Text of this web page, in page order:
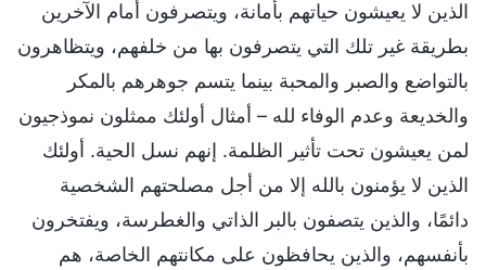
الذين لا يعيشون حياتهم بأمانة، ويتصرفون أمام الآخرين
بطريقة غير تلك التي يتصرفون بها من خلفهم، ويتظاهرون
بالتواضع والصبر والمحبة بينما يتسم جوهرهم بالمكر
والخديعة وعدم الوفاء لله – أمثال أولئك ممثلون نموذجيون
لمن يعيشون تحت تأثير الظلمة. إنهم نسل الحية. أولئك
الذين لا يؤمنون بالله إلا من أجل مصلحتهم الشخصية
دائمًا، والذين يتصفون بالبر الذاتي والغطرسة، ويفتخرون
بأنفسهم، والذين يحافظون على مكانتهم الخاصة، هم